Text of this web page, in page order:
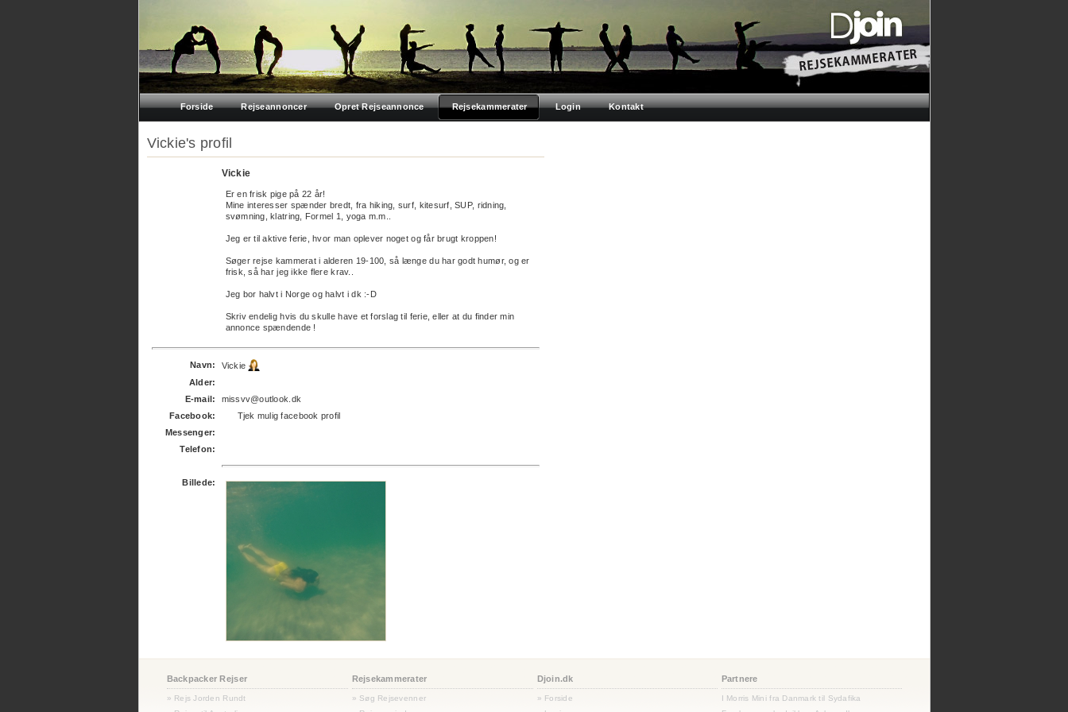
Forside Rejseannoncer Opret Rejseannonce Rejsekammerater Login Kontakt
Vickie's profil
Vickie
Er en frisk pige på 22 år!
Mine interesser spænder bredt, fra hiking, surf, kitesurf, SUP, ridning,
svømning, klatring, Formel 1, yoga m.m..
Jeg er til aktive ferie, hvor man oplever noget og får brugt kroppen!
Søger rejse kammerat i alderen 19-100, så længe du har godt humør, og er
frisk, så har jeg ikke flere krav..
Jeg bor halvt i Norge og halvt i dk :-D
Skriv endelig hvis du skulle have et forslag til ferie, eller at du finder min
annonce spændende !
Navn:
Vickie
Alder:
E-mail:
missvv@outlook.dk
Facebook:
Tjek mulig facebook profil
Messenger:
Telefon:
Billede:
Backpacker Rejser Rejsekammerater Djoin.dk Partnere
» Rejs Jorden Rundt » Søg Rejsevenner » Forside
I Morris Mini fra Danmark til Sydafika